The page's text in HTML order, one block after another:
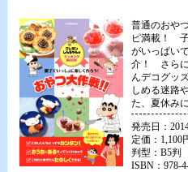
普通のおや
ピ満載！
がいっぱい
介！ さらに
んデコグッ
しめる迷路
た、夏休み
発売日：
定価：1,100
判型：B5判
ISBN：978-